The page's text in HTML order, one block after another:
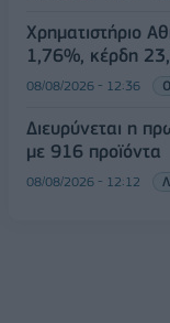
Χρηματιστήριο
1,76%, κέρδη
08/08/2026 - 12:36
Διευρύνεται η
με 916 προϊόντα
08/08/2026 - 12:12